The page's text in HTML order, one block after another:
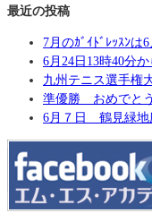
最近の投稿
7月のｶﾞｲﾄﾞﾚｯｽﾝは
6月24日13時40分
九州テニス選手
準優勝 おめでと
6月７日 鶴見緑地